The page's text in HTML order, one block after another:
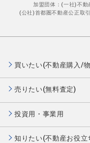
加盟団体：(一社)不
(公社)首都圏不動産公正取
買いたい(不動産購入/
売りたい(無料査定)
投資用・事業用
知りたい(不動産お役立